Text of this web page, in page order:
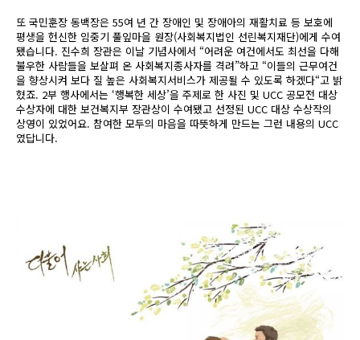
또 국민훈장 동백장은 55여 년 간 장애인 및 장애아의 재활치료 등 보호에
평생을 헌신한 임중기 풀잎마을 원장(사회복지법인 선린복지재단)에게 수여
됐습니다. 진수희 장관은 이날 기념사에서 “어려운 여건에서도 최선을 다해
불우한 사람들을 보살펴 온 사회복지종사자를 격려”하고 “이들의 근무여건
을 향상시켜 보다 질 높은 사회복지서비스가 제공될 수 있도록 하겠다“고 밝
혔죠. 2부 행사에서는 ‘행복한 세상’을 주제로 한 사진 및 UCC 공모전 대상
수상자에 대한 보건복지부 장관상이 수여됐고 선정된 UCC 대상 수상작의
상영이 있었어요. 참여한 모두의 마음을 따뜻하게 만드는 그런 내용의 UCC
였답니다.